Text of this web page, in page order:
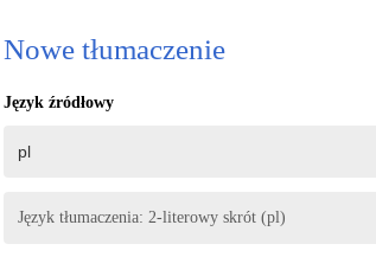
Nowe tłumaczenie
Język źródłowy
Język tłumaczenia: 2-literowy skrót (pl)